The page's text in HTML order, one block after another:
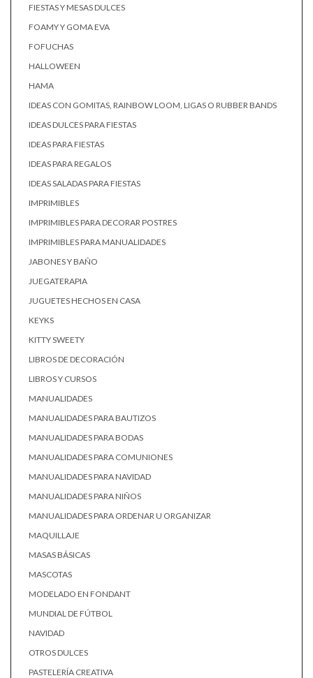
FIESTAS Y MESAS DULCES
FOAMY Y GOMA EVA
FOFUCHAS
HALLOWEEN
HAMA
IDEAS CON GOMITAS, RAINBOW LOOM, LIGAS O RUBBER BANDS
IDEAS DULCES PARA FIESTAS
IDEAS PARA FIESTAS
IDEAS PARA REGALOS
IDEAS SALADAS PARA FIESTAS
IMPRIMIBLES
IMPRIMIBLES PARA DECORAR POSTRES
IMPRIMIBLES PARA MANUALIDADES
JABONES Y BAÑO
JUEGATERAPIA
JUGUETES HECHOS EN CASA
KEYKS
KITTY SWEETY
LIBROS DE DECORACIÓN
LIBROS Y CURSOS
MANUALIDADES
MANUALIDADES PARA BAUTIZOS
MANUALIDADES PARA BODAS
MANUALIDADES PARA COMUNIONES
MANUALIDADES PARA NAVIDAD
MANUALIDADES PARA NIÑOS
MANUALIDADES PARA ORDENAR U ORGANIZAR
MAQUILLAJE
MASAS BÁSICAS
MASCOTAS
MODELADO EN FONDANT
MUNDIAL DE FÚTBOL
NAVIDAD
OTROS DULCES
PASTELERÍA CREATIVA